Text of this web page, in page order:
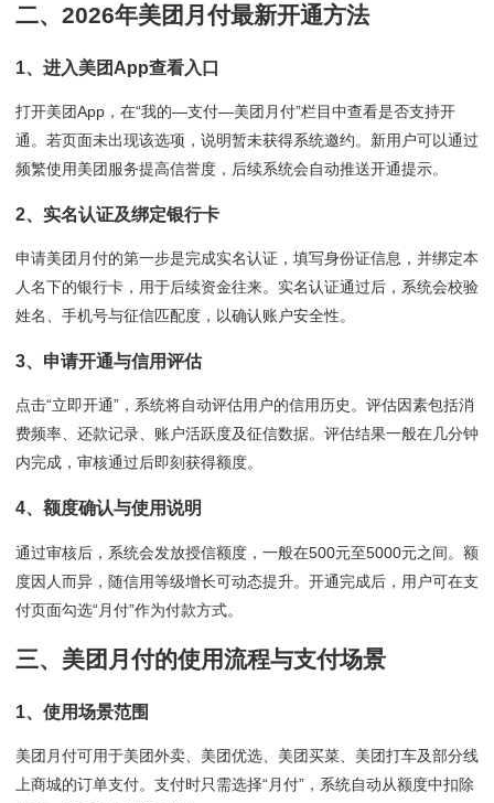
二、2026年美团月付最新开通方法
1、进入美团App查看入口
打开美团App，在“我的—支付—美团月付”栏目中查看是否支持开
通。若页面未出现该选项，说明暂未获得系统邀约。新用户可以通过
频繁使用美团服务提高信誉度，后续系统会自动推送开通提示。
2、实名认证及绑定银行卡
申请美团月付的第一步是完成实名认证，填写身份证信息，并绑定本
人名下的银行卡，用于后续资金往来。实名认证通过后，系统会校验
姓名、手机号与征信匹配度，以确认账户安全性。
3、申请开通与信用评估
点击“立即开通”，系统将自动评估用户的信用历史。评估因素包括消
费频率、还款记录、账户活跃度及征信数据。评估结果一般在几分钟
内完成，审核通过后即刻获得额度。
4、额度确认与使用说明
通过审核后，系统会发放授信额度，一般在500元至5000元之间。额
度因人而异，随信用等级增长可动态提升。开通完成后，用户可在支
付页面勾选“月付”作为付款方式。
三、美团月付的使用流程与支付场景
1、使用场景范围
美团月付可用于美团外卖、美团优选、美团买菜、美团打车及部分线
上商城的订单支付。支付时只需选择“月付”，系统自动从额度中扣除